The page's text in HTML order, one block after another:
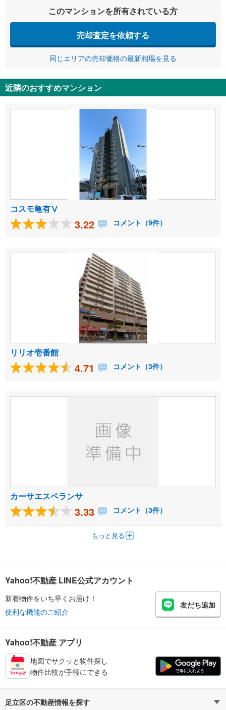
このマンションを所有されている方
売却査定を依頼する
同じエリアの売却価格の最新相場を見る
近隣のおすすめマンション
コスモ亀有Ⅴ
3.22 コメント（9件）
リリオ壱番館
4.71 コメント（3件）
カーサエスペランサ
3.33 コメント（3件）
もっと見る
Yahoo!不動産 LINE公式アカウント
新着物件をいち早くお届け！
便利な機能のご紹介
友だち追加
Yahoo!不動産 アプリ
地図でサクッと物件探し
物件比較が手軽にできる
足立区の不動産情報を探す